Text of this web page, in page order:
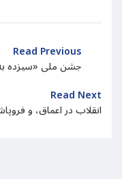
Read Previous
جشن ملی «سیزده
Read Next
انقلاب در اعماق، و